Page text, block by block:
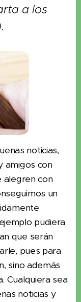
a los
noticias,
amigos con
alegren con
un
pudiera
que serán
pues para
sino además
Cualquiera sea
noticias y